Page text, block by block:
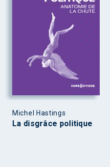
Michel Hastings
La disgrâce politique